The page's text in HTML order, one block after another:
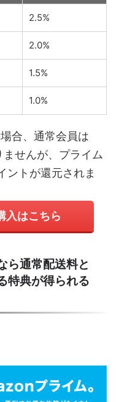
2.5%
2.0%
1.5%
1.0%
合、通常会員は
せんが、プライム
ントが還元されま
入はこちら
ら通常配送料と
特典が得られる